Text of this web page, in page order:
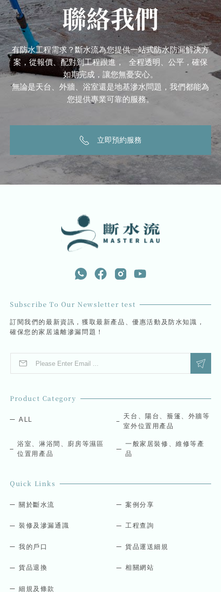
聯絡我們
有防水工程需求？斷水流為您提供一站式防水防漏解決方
案，從報價、配對到工程跟進， 全程透明、公平，確保
如期完成，讓您無憂安心。
無論是天台、外牆、浴室還是地基滲水問題，我們都能為
您提供專業可靠的服務。
立即預約服務
Subscribe To Our Newsletter test
訂閱我們的最新資訊，獲取最新產品、優惠活動及防水知識，
確保您的家居遠離滲漏問題！
a
l
l
a
lProduct Category
ALL
天台、陽台、簷篷、外牆等
室外位置用產品
浴室、淋浴間、廚房等濕區
位置用產品
一般家居裝修、維修等產
品
Quick Links
關於斷水流 案例分享
裝修及滲漏通識 工程查詢
我的戶口 貨品運送細規
貨品退換 相關網站
細規及條款